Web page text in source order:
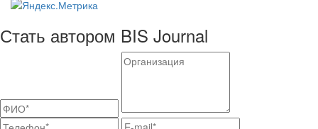
Стать автором BIS Journal